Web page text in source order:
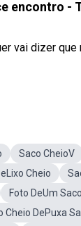
encontro -
vai dizer
Saco CheioV
Cheio
Foto DeUm
Cheio DePuxa